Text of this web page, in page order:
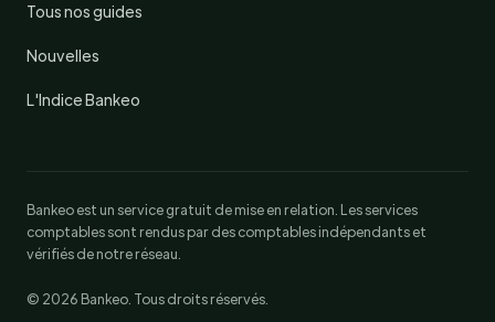
Tous nos guides
Nouvelles
L'Indice Bankeo
Bankeo est un service gratuit de mise en relation. Les services
comptables sont rendus par des comptables indépendants et
vérifiés de notre réseau.
© 2026 Bankeo. Tous droits réservés.